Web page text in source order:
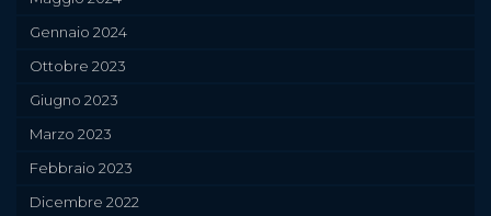
Gennaio 2024
Ottobre 2023
Giugno 2023
Marzo 2023
Febbraio 2023
Dicembre 2022